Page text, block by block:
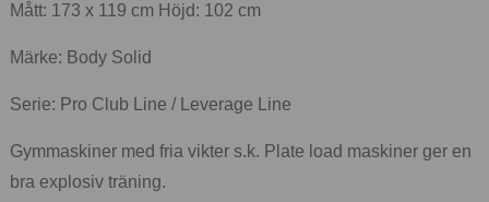
Mått: 173 x 119 cm Höjd: 102 cm
Märke: Body Solid
Serie: Pro Club Line / Leverage Line
Gymmaskiner med fria vikter s.k. Plate load maskiner ger en
bra explosiv träning.